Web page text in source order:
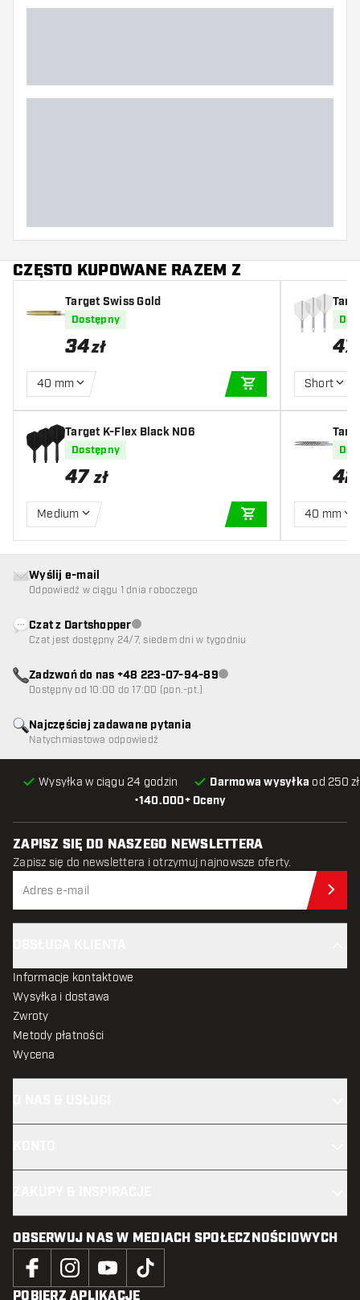
Długość grota
CZĘSTO KUPOWANE RAZEM Z
Target Swiss Gold
Dostępny
34zł
40 mm
DODAJ DO
Target K-Flex Black NO6
Dostępny
47 zł
Medium
DODAJ DO
47
Short
42
40 mm
•140.000+ Oceny
Wysyłka w ciągu 24 godzin Darmowa wysyłka od 250
Najczęściej zadawane pytania
Natychmiastowa odpowiedź
Wyślij e-mail
Odpowiedź w ciągu 1 dnia roboczego
Czat z DartshopperObsługa klienta niedostępna
Czat jest dostępny 24/7, siedem dni w tygodniu
Zadzwoń do nas +48 223-07-94-89Obsługa klienta niedostępna
Dostępny od 10:00 do 17:00 (pon.-pt.)
ZAPISZ SIĘ DO NASZEGO NEWSLETTERA
Zapisz się do newslettera i otrzymuj najnowsze oferty.
Informacje kontaktowe
Wysyłka i dostawa
Zwroty
Metody płatności
Wycena
OBSERWUJ NAS W MEDIACH SPOŁECZNOŚCIOWYCH
POBIERZ APLIKACJĘ